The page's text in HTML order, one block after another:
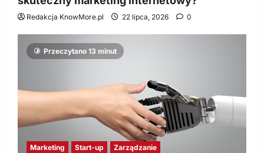
Redakcja KnowMore.pl 22 lipca, 2026 0
Przeczytano 13 minut
Marketing Start-up Zarządzanie